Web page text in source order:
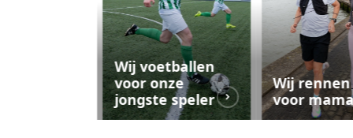
Wij voetballen
voor onze
jongste speler
Wij rennen
voor